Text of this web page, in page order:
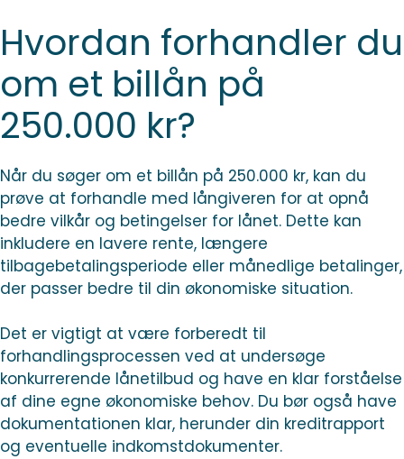
Hvordan forhandler du
om et billån på
250.000 kr?
Når du søger om et billån på 250.000 kr, kan du
prøve at forhandle med långiveren for at opnå
bedre vilkår og betingelser for lånet. Dette kan
inkludere en lavere rente, længere
tilbagebetalingsperiode eller månedlige betalinger,
der passer bedre til din økonomiske situation.
Det er vigtigt at være forberedt til
forhandlingsprocessen ved at undersøge
konkurrerende lånetilbud og have en klar forståelse
af dine egne økonomiske behov. Du bør også have
dokumentationen klar, herunder din kreditrapport
og eventuelle indkomstdokumenter.